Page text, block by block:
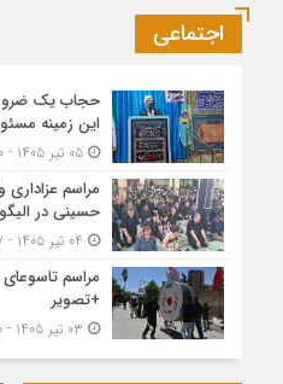
اجتماعی
حجاب یک
این زمینه
۰۵ تیر ۱۴۰۵ - ۲۱:۱۰
مراسم عزاداری
حسینی در
مراسم تاسوعای
+تصویر